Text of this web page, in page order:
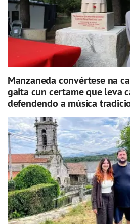
Manzaneda convértese na
gaita cun certame que leva
defendendo a música